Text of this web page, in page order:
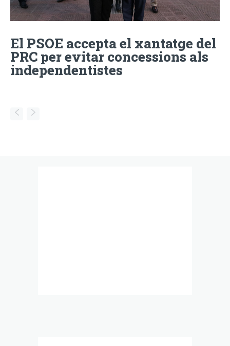
El PSOE accepta el xantatge del
PRC per evitar concessions als
independentistes